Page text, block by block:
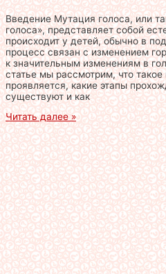
Введение Мутация голоса, или
голоса», представляет собой
происходит у детей, обычно в
процесс связан с изменением
к значительным изменениям в
статье мы рассмотрим, что
проявляется, какие этапы
существуют и как
Читать далее »